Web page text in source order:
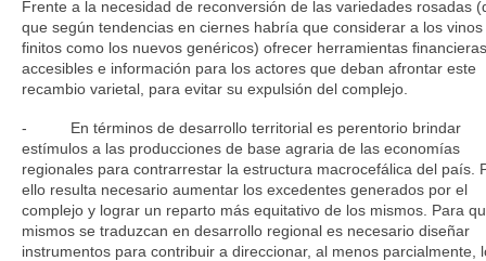
Frente a la necesidad de reconversión de las variedades rosadas
que según tendencias en ciernes habría que considerar a los vinos
finitos como los nuevos genéricos) ofrecer herramientas financieras
accesibles e información para los actores que deban afrontar este
recambio varietal, para evitar su expulsión del complejo.
- En términos de desarrollo territorial es perentorio brindar
estímulos a las producciones de base agraria de las economías
regionales para contrarrestar la estructura macrocefálica del país.
ello resulta necesario aumentar los excedentes generados por el
complejo y lograr un reparto más equitativo de los mismos. Para
mismos se traduzcan en desarrollo regional es necesario diseñar
instrumentos para contribuir a direccionar, al menos parcialmente,